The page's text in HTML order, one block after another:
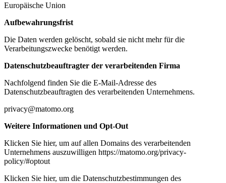
Europäische Union
Aufbewahrungsfrist
Die Daten werden gelöscht, sobald sie nicht mehr für die
Verarbeitungszwecke benötigt werden.
Datenschutzbeauftragter der verarbeitenden Firma
Nachfolgend finden Sie die E-Mail-Adresse des
Datenschutzbeauftragten des verarbeitenden Unternehmens.
privacy@matomo.org
Weitere Informationen und Opt-Out
Klicken Sie hier, um auf allen Domains des verarbeitenden
Unternehmens auszuwilligen https://matomo.org/privacy-
policy/#optout
Klicken Sie hier, um die Datenschutzbestimmungen des